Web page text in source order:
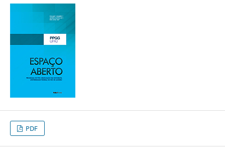
PDF